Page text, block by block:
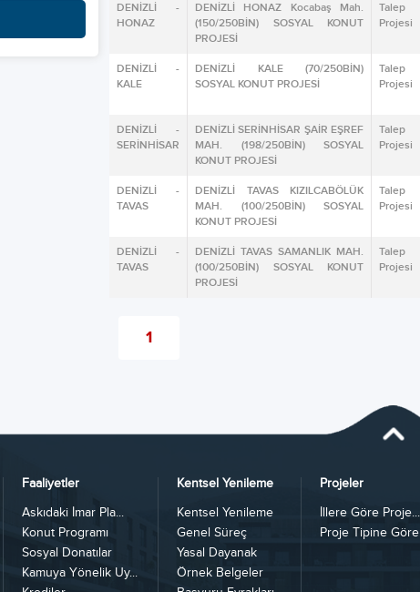
DENİZLİ -
HONAZ
DENİZLİ HONAZ Kocabaş Mah.
(150/250BİN) SOSYAL KONUT
PROJESİ
Talep
Projesi
DENİZLİ -
KALE
DENİZLİ KALE (70/250BİN)
SOSYAL KONUT PROJESİ
Talep
Projesi
DENİZLİ -
SERİNHİSAR
DENİZLİ SERİNHİSAR ŞAİR EŞREF
MAH. (198/250BİN) SOSYAL
KONUT PROJESİ
Talep
Projesi
DENİZLİ -
TAVAS
DENİZLİ TAVAS KIZILCABÖLÜK
MAH. (100/250BİN) SOSYAL
KONUT PROJESİ
Talep
Projesi
DENİZLİ -
TAVAS
DENİZLİ TAVAS SAMANLIK MAH.
(100/250BİN) SOSYAL KONUT
PROJESİ
Talep
Projesi
1
Faaliyetler
Askıdaki İmar Pla...
Konut Programı
Sosyal Donatılar
Kamuya Yönelik Uy...
Kentsel Yenileme
Kentsel Yenileme
Genel Süreç
Yasal Dayanak
Örnek Belgeler
Projeler
İllere Göre Proje...
Proje Tipine